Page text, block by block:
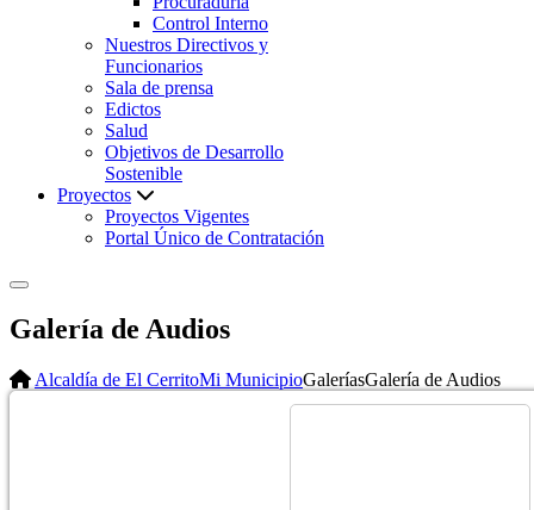
Control Interno
Nuestros Directivos y
Funcionarios
Sala de prensa
Edictos
Salud
Objetivos de Desarrollo
Sostenible
Proyectos
Proyectos Vigentes
Portal Único de Contratación
Galería de Audios
Alcaldía de El CerritoMi MunicipioGaleríasGalería de Audios